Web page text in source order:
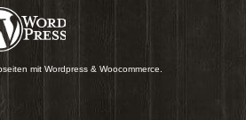
mit Wordpress & Woocommerce.